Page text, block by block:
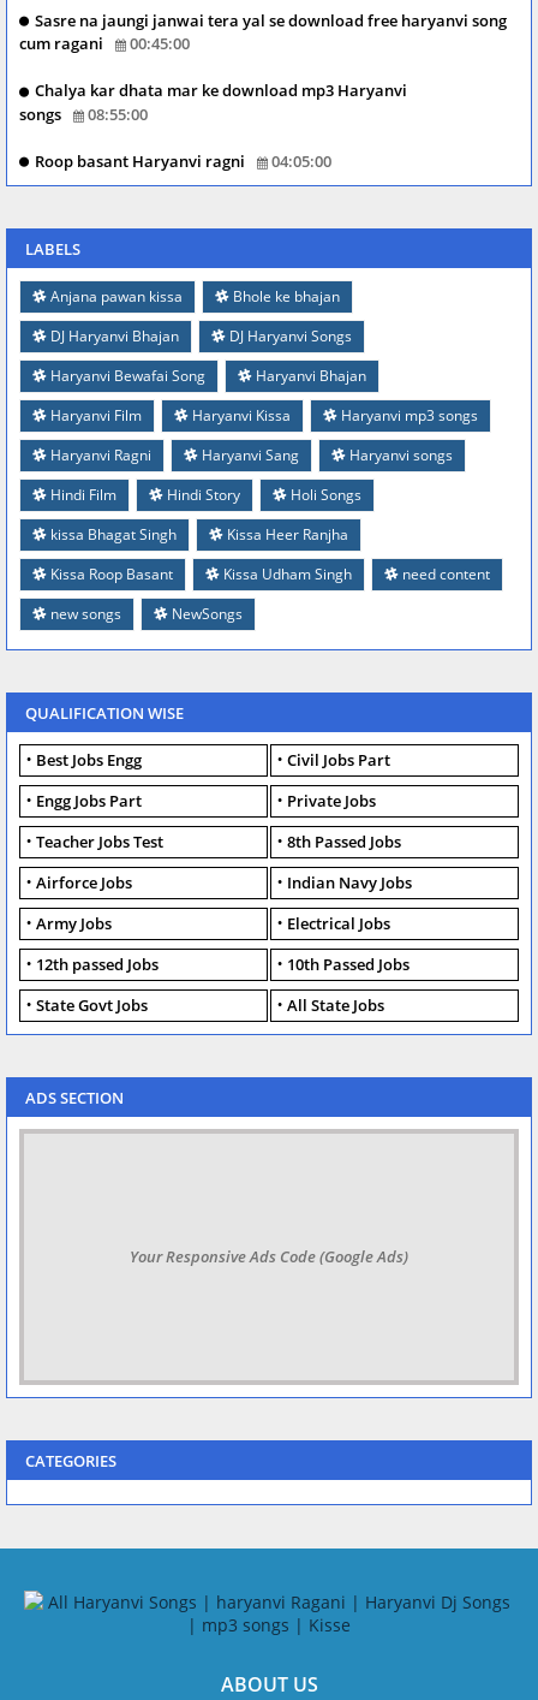
Sasre na jaungi janwai tera yal se download free haryanvi song
cum ragani
00:45:00
Chalya kar dhata mar ke download mp3 Haryanvi
songs
08:55:00
Roop basant Haryanvi ragni 04:05:00
LABELS
Anjana pawan kissa
Bhole ke bhajan
DJ Haryanvi Bhajan
DJ Haryanvi Songs
Haryanvi Bewafai Song
Haryanvi Bhajan
Haryanvi Film
Haryanvi Kissa
Haryanvi mp3 songs
Haryanvi Ragni
Haryanvi Sang
Haryanvi songs
Hindi Film
Hindi Story
Holi Songs
kissa Bhagat Singh
Kissa Heer Ranjha
Kissa Roop Basant
Kissa Udham Singh
need content
new songs
NewSongs
QUALIFICATION WISE
Best Jobs Engg
Civil Jobs Part
Engg Jobs Part
Private Jobs
Teacher Jobs Test
8th Passed Jobs
Airforce Jobs
Indian Navy Jobs
Army Jobs
Electrical Jobs
12th passed Jobs
10th Passed Jobs
State Govt Jobs
All State Jobs
ADS SECTION
Your Responsive Ads Code (Google Ads)
CATEGORIES
ABOUT US